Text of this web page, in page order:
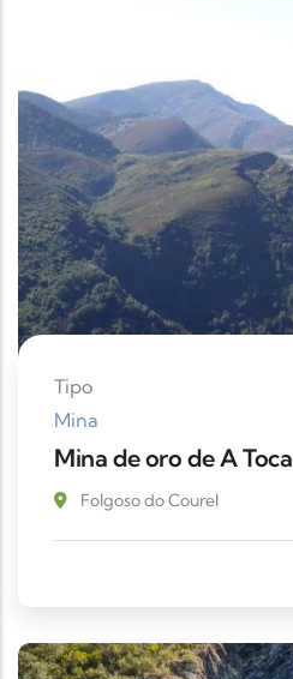
Tipo
Mina
Mina de oro de A Toca
Folgoso do Courel